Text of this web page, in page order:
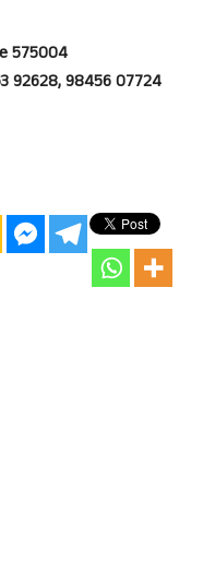
575004
92628, 98456 07724